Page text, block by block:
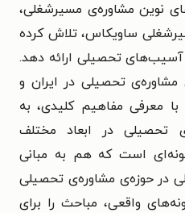
نوین مشاوره‌ی مسیرشغلی،
ساویکاس، تلاش کرده
تحصیلی ارائه دهد.
تحصیلی در ایران و
معرفی مفاهیم کلیدی، به
تحصیلی در ابعاد مختلف
است که هم به مبانی
در حوزه‌ی مشاوره‌ی تحصیلی
واقعی، مباحث را برای